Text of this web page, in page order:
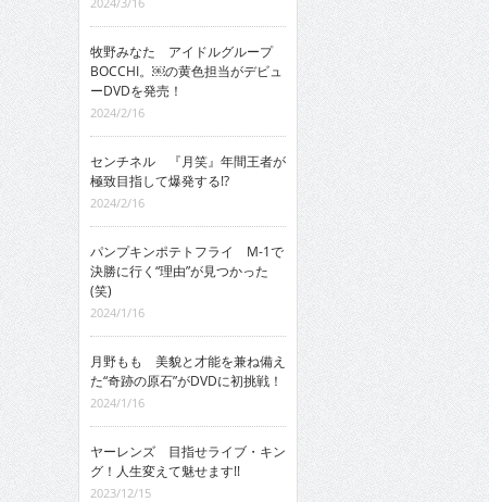
牧野みなた アイドルグループ
BOCCHI。￼の黄色担当がデビュ
ーDVDを発売！
2024/2/16
センチネル 『月笑』年間王者が
極致目指して爆発する!?
2024/2/16
パンプキンポテトフライ M-1で
決勝に行く“理由”が見つかった
(笑)
2024/1/16
月野もも 美貌と才能を兼ね備え
た“奇跡の原石”がDVDに初挑戦！
2024/1/16
ヤーレンズ 目指せライブ・キン
グ！人生変えて魅せます!!
2023/12/15